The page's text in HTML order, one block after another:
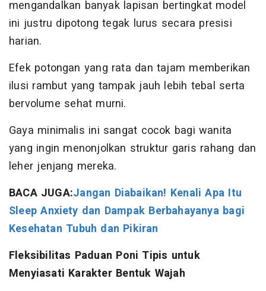
mengandalkan banyak lapisan bertingkat model
ini justru dipotong tegak lurus secara presisi
harian.
Efek potongan yang rata dan tajam memberikan
ilusi rambut yang tampak jauh lebih tebal serta
bervolume sehat murni.
Gaya minimalis ini sangat cocok bagi wanita
yang ingin menonjolkan struktur garis rahang dan
leher jenjang mereka.
BACA JUGA:Jangan Diabaikan! Kenali Apa Itu
Sleep Anxiety dan Dampak Berbahayanya bagi
Kesehatan Tubuh dan Pikiran
Fleksibilitas Paduan Poni Tipis untuk
Menyiasati Karakter Bentuk Wajah